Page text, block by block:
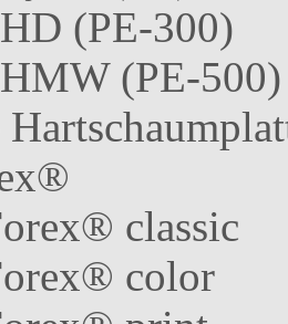
(PE-300)
(PE-500)
classic
color